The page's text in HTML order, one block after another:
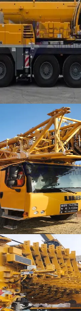
AT-293
388
·AT-280